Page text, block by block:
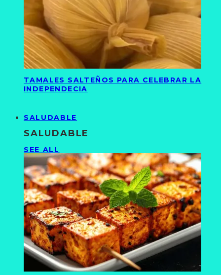
TAMALES SALTEÑOS PARA CELEBRAR LA
INDEPENDECIA
SALUDABLE
SALUDABLE
SEE ALL